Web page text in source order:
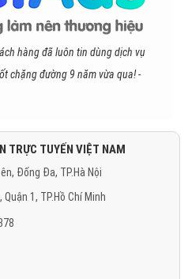
hàng đã luôn tin dùng dịch vụ
chặng đường 9 năm vừa qua! -
TRỰC TUYẾN VIỆT NAM
Đống Đa, TP.Hà Nội
1, TP.Hồ Chí Minh